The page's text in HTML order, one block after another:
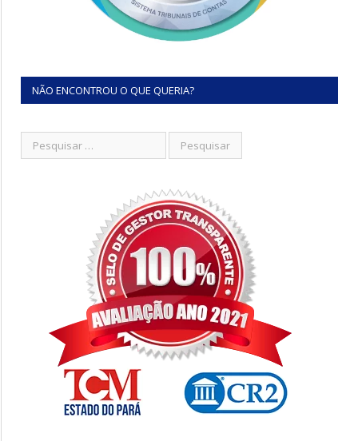
NÃO ENCONTROU O QUE QUERIA?